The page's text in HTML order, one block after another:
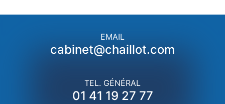
EMAIL
cabinet@chaillot.com
TEL. GÉNÉRAL
01 41 19 27 77